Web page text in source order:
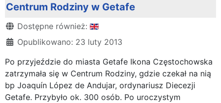
Centrum Rodziny w Getafe
Szczegóły
Dostępne również:
Opublikowano: 23 luty 2013
Po przyjeździe do miasta Getafe Ikona Częstochowska
zatrzymała się w Centrum Rodziny, gdzie czekał na nią
bp Joaquín López de Andujar, ordynariusz Diecezji
Getafe. Przybyło ok. 300 osób. Po uroczystym